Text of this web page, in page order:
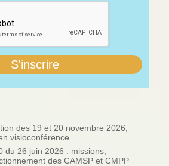
des 19 et 20 novembre 2026,
visioconférence
du 26 juin 2026 : missions,
des CAMSP et CMPP